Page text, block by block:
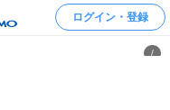
ログイン・登録
/